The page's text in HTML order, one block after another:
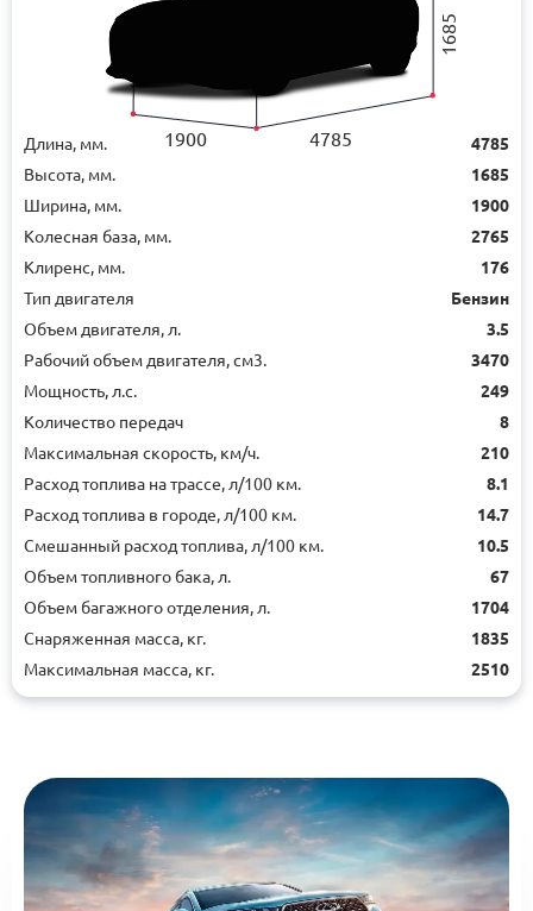
4785
1685
1900
Длина, мм.
4785
Высота, мм.
1685
Ширина, мм.
1900
Колесная база, мм.
2765
Клиренс, мм.
176
Тип двигателя
Бензин
Объем двигателя, л.
3.5
Рабочий объем двигателя, см3.
3470
Мощность, л.с.
249
Количество передач
8
Максимальная скорость, км/ч.
210
Расход топлива на трассе, л/100 км.
8.1
Расход топлива в городе, л/100 км.
14.7
Смешанный расход топлива, л/100 км.
10.5
Объем топливного бака, л.
67
Объем багажного отделения, л.
1704
Снаряженная масса, кг.
1835
Максимальная масса, кг.
2510